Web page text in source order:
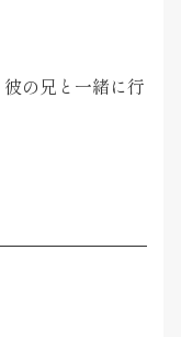
の兄と一緒に行